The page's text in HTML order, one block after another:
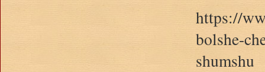
https://
bolshe-
shumshu